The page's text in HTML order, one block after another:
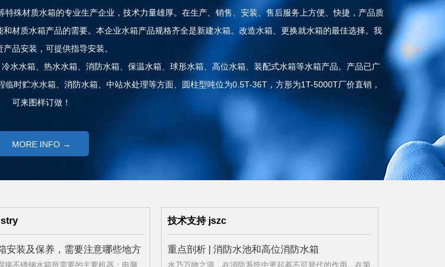
殊材质水箱的专业生产企业，技术力量雄厚。在生产、销售、安装、售后服务上方便、快捷，产品质
材质水箱产品的需要。本企业水箱产品规格齐全是新建水箱。改造水箱、更换就水箱的最佳选择。我
产品安装，可提供指导安装。
水箱、热水水箱、消防水箱、保温水箱、球形水箱、高位水箱、装配式水箱等水箱产品。产品已广
时贮水水箱、消防水箱、中站水处理等方面、圆柱型吨位为0.5T-36T，方形为1T-5000T厂价直销，
可来图样订做！
MORE INFO →
安装及保养，需要注意哪些地方
不锈钢水箱所需要的主要机器：电脑
技术支持jszc
重点剖析 | 消防水池和高位消防水箱
水乃万物之源，在消防系统中更起着不可替代的作用。在第